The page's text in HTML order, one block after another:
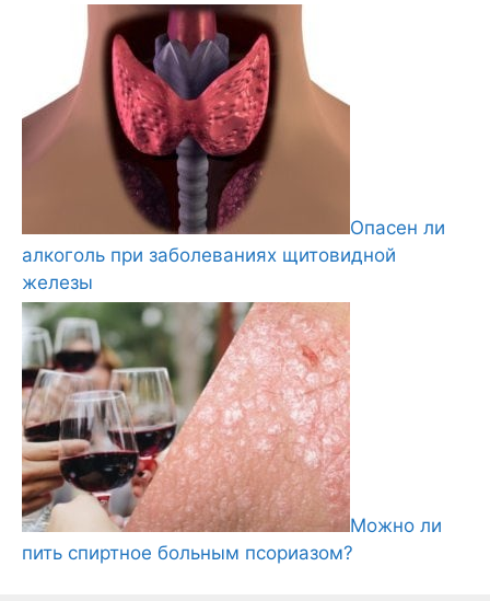
Опасен ли
алкоголь при заболеваниях щитовидной
железы
Можно ли
пить спиртное больным псориазом?